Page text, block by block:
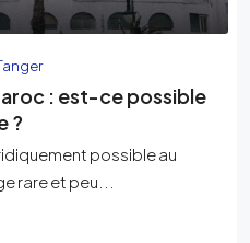
: est-ce possible
?
possible au
rare et peu...